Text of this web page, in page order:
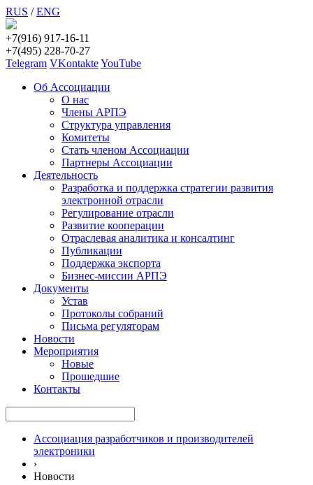
RUS /ENG
+7(916) 917-16-11
+7(495) 228-70-27
Telegram VKontakteYouTube
Об Ассоциации
О нас
Члены АРПЭ
Структура управления
Комитеты
Стать членом Ассоциации
Партнеры Ассоциации
Деятельность
Разработка и поддержка стратегии развития
электронной отрасли
Регулирование отрасли
Развитие кооперации
Отраслевая аналитика и консалтинг
Публикации
Поддержка экспорта
Бизнес-миссии АРПЭ
Документы
Устав
Протоколы собраний
Письма регуляторам
Новости
Мероприятия
Новые
Прошедшие
Контакты
Ассоциация разработчиков и производителей
электроники
›
Новости